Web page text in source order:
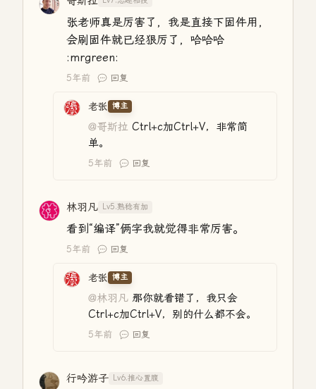
张老师真是厉害了，我是直接下固件用，
会刷固件就已经狠厉了，哈哈哈
:mrgreen:
5年前 回复
老张 博主
@哥斯拉 Ctrl+c加Ctrl+V，非常简
单。
5年前 回复
林羽凡 Lv5.熟稔有加
看到“编译”俩字我就觉得非常厉害。
5年前 回复
老张 博主
@林羽凡 那你就看错了，我只会
Ctrl+c加Ctrl+V，别的什么都不会。
5年前 回复
行吟游子 Lv6.推心置腹